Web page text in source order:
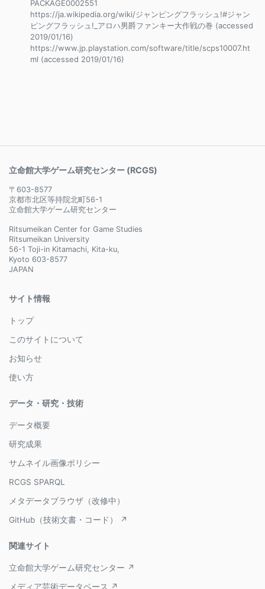
PACKAGE0002551
https://ja.wikipedia.org/wiki/ジャンピングフラッシュ!#ジャン
ピングフラッシュ!_アロハ男爵ファンキー大作戦の巻 (accessed
2019/01/16)
https://www.jp.playstation.com/software/title/scps10007.ht
ml (accessed 2019/01/16)
立命館大学ゲーム研究センター (RCGS)
〒603-8577
京都市北区等持院北町56-1
立命館大学ゲーム研究センター
Ritsumeikan Center for Game Studies
Ritsumeikan University
56-1 Toji-in Kitamachi, Kita-ku,
Kyoto 603-8577
JAPAN
サイト情報
トップ
このサイトについて
お知らせ
使い方
データ・研究・技術
データ概要
研究成果
サムネイル画像ポリシー
RCGS SPARQL
メタデータブラウザ（改修中）
GitHub（技術文書・コード） ↗
関連サイト
立命館大学ゲーム研究センター ↗
メディア芸術データベース ↗